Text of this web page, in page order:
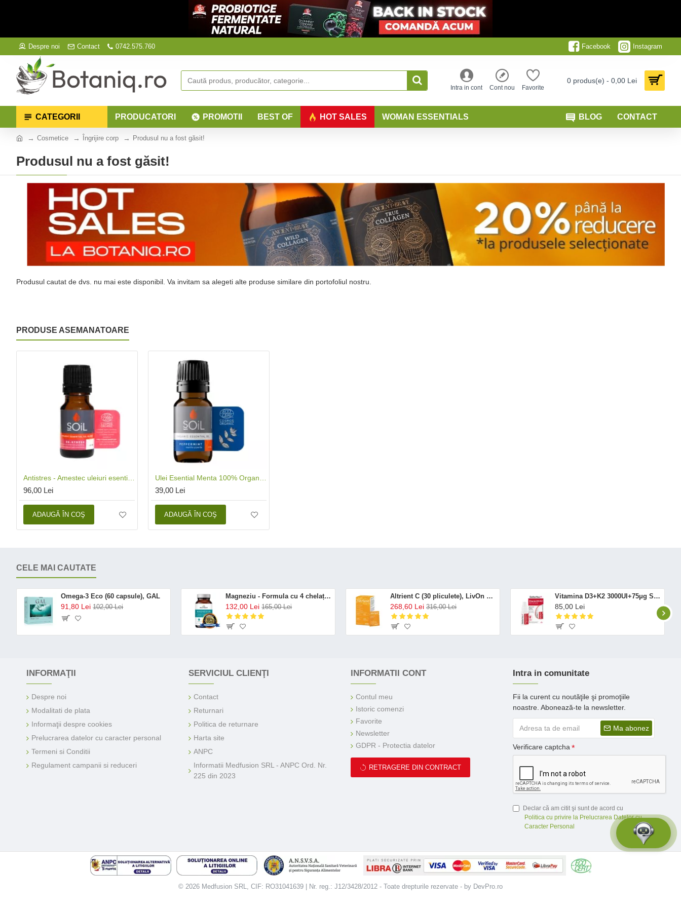
Despre noi Contact 0742.575.760 Facebook Instagram
Intra in cont Cont nou Favorite
0 produs(e) - 0,00 Lei
CATEGORII PRODUCATORI PROMOTII BEST OF HOT SALES WOMAN ESSENTIALS BLOG CONTACT
Cosmetice Îngrijire corp Produsul nu a fost găsit!
Produsul nu a fost găsit!
Produsul cautat de dvs. nu mai este disponibil. Va invitam sa alegeti alte produse similare din portofoliul nostru.
PRODUSE ASEMANATOARE
96,00 Lei
ADAUGĂ ÎN COŞ
39,00 Lei
ADAUGĂ ÎN COŞ
CELE MAI CAUTATE
Omega-3 Eco (60 capsule), GAL
91,80 Lei 102,00 Lei
Magneziu - Formula cu 4 chelați (120 capsule), Neutrient
132,00 Lei 165,00 Lei
Altrient C (30 pliculete), LivOn Labs
268,60 Lei 316,00 Lei
Vitamina D3+K2 3000UI+75μg Spray Oral (12 ml), BetterYou
85,00 Lei
INFORMAŢII
Despre noi
Modalitati de plata
Informaţii despre cookies
Prelucrarea datelor cu caracter personal
Termeni si Conditii
Regulament campanii si reduceri
SERVICIUL CLIENŢI
Contact
Returnari
Politica de returnare
Harta site
ANPC
Informatii Medfusion SRL - ANPC Ord. Nr.
225 din 2023
INFORMATII CONT
Contul meu
Istoric comenzi
Favorite
Newsletter
GDPR - Protectia datelor
RETRAGERE DIN CONTRACT
Intra in comunitate
Fii la curent cu noutăţile şi promoţiile
noastre. Abonează-te la newsletter.
Ma abonez
Verificare captcha
Declar că am citit şi sunt de acord cu
Politica cu privire la Prelucrarea Datelor cu
Caracter Personal
© 2026 Medfusion SRL, CIF: RO31041639 | Nr. reg.: J12/3428/2012 - Toate drepturile rezervate - by DevPro.ro